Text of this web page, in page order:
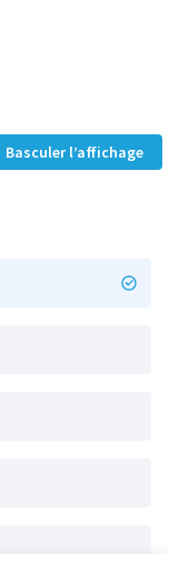
Basculer l’affichage